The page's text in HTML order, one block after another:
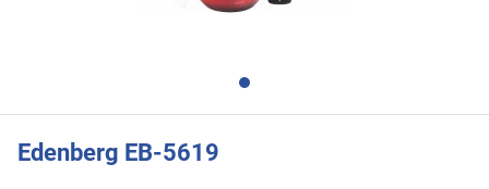
Edenberg EB-5619